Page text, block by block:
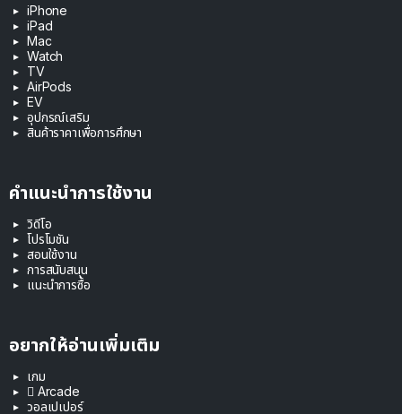
iPhone
iPad
Mac
Watch
TV
AirPods
EV
อุปกรณ์เสริม
สินค้าราคาเพื่อการศึกษา
คำแนะนำการใช้งาน
วิดีโอ
โปรโมชัน
สอนใช้งาน
การสนับสนุน
แนะนำการซื้อ
อยากให้อ่านเพิ่มเติม
เกม
 Arcade
วอลเปเปอร์